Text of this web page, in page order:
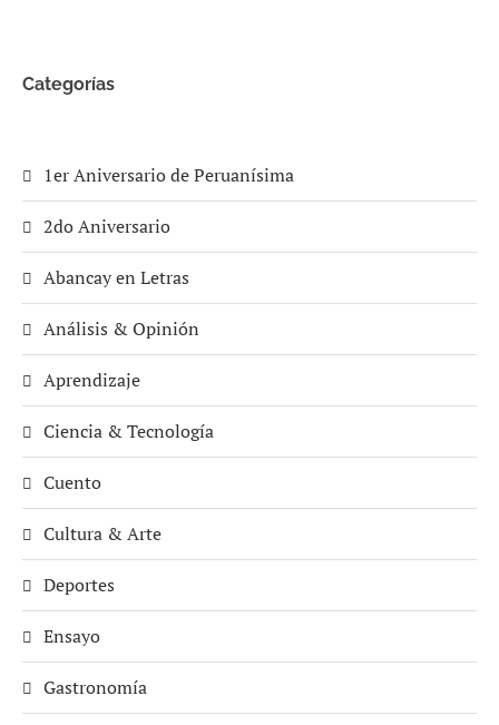
Categorías
1er Aniversario de Peruanísima
2do Aniversario
Abancay en Letras
Análisis & Opinión
Aprendizaje
Ciencia & Tecnología
Cuento
Cultura & Arte
Deportes
Ensayo
Gastronomía